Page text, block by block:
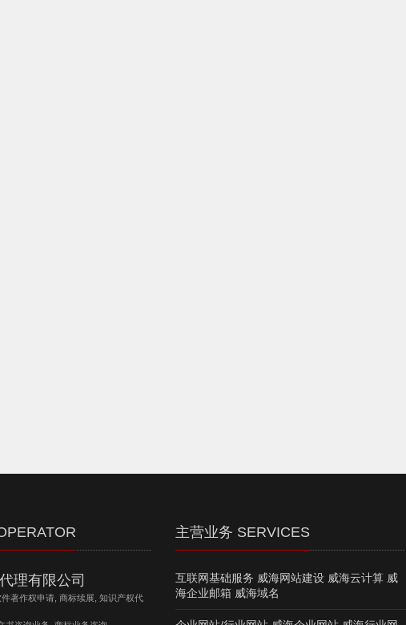
理有限公司
著作权申请, 商标续展, 知识产权代
主营业务 SERVICES
互联网基础服务 威海网站建设 威海云计算 威
海企业邮箱 威海域名